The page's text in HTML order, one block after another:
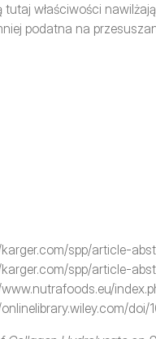
tutaj właściwości
podatna na
spp/article-
spp/article-
doi/